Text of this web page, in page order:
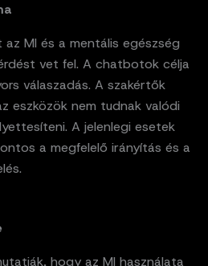
MI és a mentális egészség
vet fel. A chatbotok célja
válaszadás. A szakértők
eszközök nem tudnak valódi
A jelenlegi esetek
a megfelelő irányítás és a
hogy az MI használata